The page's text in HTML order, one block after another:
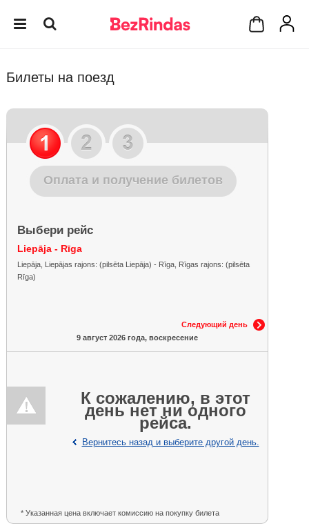
Билеты на поезд
Оплата и получение билетов
Выбери рейс
Liepāja - Rīga
Liepāja, Liepājas rajons: (pilsēta Liepāja) - Rīga, Rīgas rajons: (pilsēta
Rīga)
Следующий день
9 август 2026 года, воскресение
К сожалению, в этот
день нет ни одного
рейса.
Вернитесь назад и выберите другой день.
* Указанная цена включает комиссию на покупку билета